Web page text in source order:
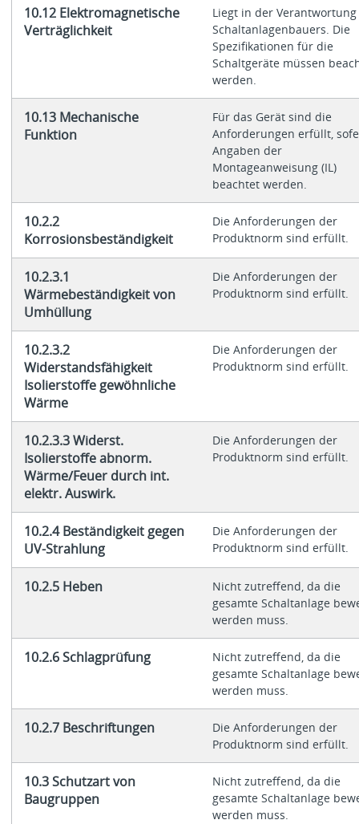
10.12 Elektromagnetische
Verträglichkeit
Liegt in der Verantwortung
Schaltanlagenbauers. Die
Spezifikationen für die
Schaltgeräte müssen
werden.
10.13 Mechanische
Funktion
Für das Gerät sind die
Anforderungen erfüllt,
Angaben der
Montageanweisung (IL)
beachtet werden.
10.2.2
Korrosionsbeständigkeit
Die Anforderungen der
Produktnorm sind erfüllt.
10.2.3.1
Wärmebeständigkeit von
Umhüllung
Die Anforderungen der
Produktnorm sind erfüllt.
10.2.3.2
Widerstandsfähigkeit
Isolierstoffe gewöhnliche
Wärme
Die Anforderungen der
Produktnorm sind erfüllt.
10.2.3.3 Widerst.
Isolierstoffe abnorm.
Wärme/Feuer durch int.
elektr. Auswirk.
Die Anforderungen der
Produktnorm sind erfüllt.
10.2.4 Beständigkeit gegen
UV-Strahlung
Die Anforderungen der
Produktnorm sind erfüllt.
10.2.5 Heben
Nicht zutreffend, da die
gesamte Schaltanlage
werden muss.
10.2.6 Schlagprüfung
Nicht zutreffend, da die
gesamte Schaltanlage
werden muss.
10.2.7 Beschriftungen
Die Anforderungen der
Produktnorm sind erfüllt.
10.3 Schutzart von
Baugruppen
Nicht zutreffend, da die
gesamte Schaltanlage
werden muss.